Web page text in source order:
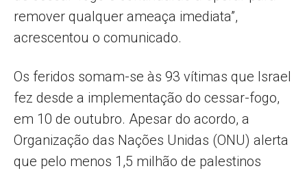
remover qualquer ameaça imediata”,
acrescentou o comunicado.
Os feridos somam-se às 93 vítimas que Israel
fez desde a implementação do cessar-fogo,
em 10 de outubro. Apesar do acordo, a
Organização das Nações Unidas (ONU) alerta
que pelo menos 1,5 milhão de palestinos